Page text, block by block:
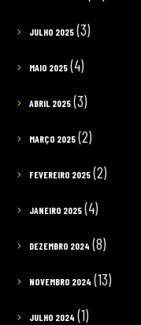
JULHO 2025(3)
MAIO 2025(4)
ABRIL 2025(3)
MARÇO 2025(2)
FEVEREIRO 2025(2)
JANEIRO 2025(4)
DEZEMBRO 2024 (8)
NOVEMBRO 2024 (13)
JULHO 2024 (1)